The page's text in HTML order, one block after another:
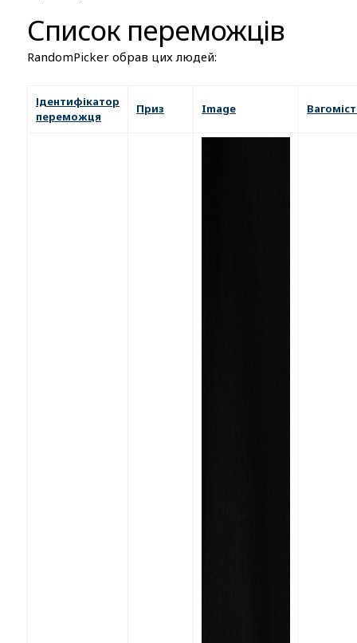
Список переможців
RandomPicker обрав цих людей:
Ідентифікатор
переможця
Приз Image